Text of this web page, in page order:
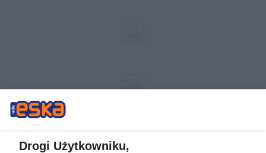
Drogi Użytkowniku,